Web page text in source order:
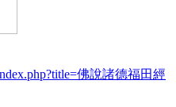
佛說諸德福田經